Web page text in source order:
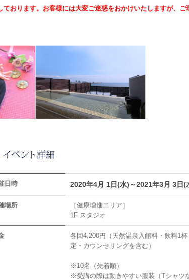
おります。お客様には大変ご迷惑をおかけいたしますが、ご
日時 2020年4月 1日(水)～2021年3月 3日(
場所
［健康増進エリア］
1F スタジオ
各回4,200円（天然温泉入館料・飲料1
定・カウンセリングを含む）
※10名（先着順）
※受講の際は動きやすい服装（Tシャツ